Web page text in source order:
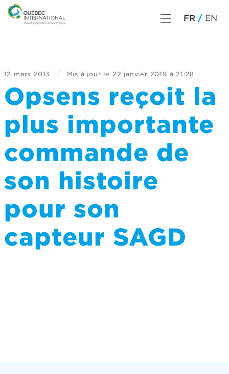
FR EN
12 mars 2013 / Mis à jour le 22 janvier 2019 à 21:28
Opsens reçoit la
plus importante
commande de
son histoire
pour son
capteur SAGD